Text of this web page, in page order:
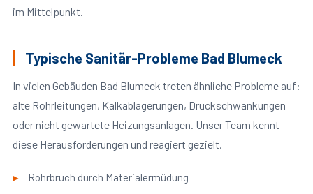
im Mittelpunkt.
Typische Sanitär-Probleme Bad Blumeck
In vielen Gebäuden Bad Blumeck treten ähnliche Probleme auf:
alte Rohrleitungen, Kalkablagerungen, Druckschwankungen
oder nicht gewartete Heizungsanlagen. Unser Team kennt
diese Herausforderungen und reagiert gezielt.
Rohrbruch durch Materialermüdung